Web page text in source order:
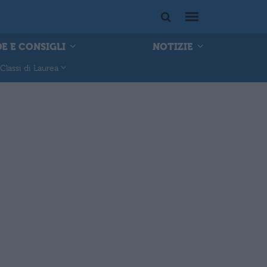
E CONSIGLI NOTIZIE
Classi di Laurea